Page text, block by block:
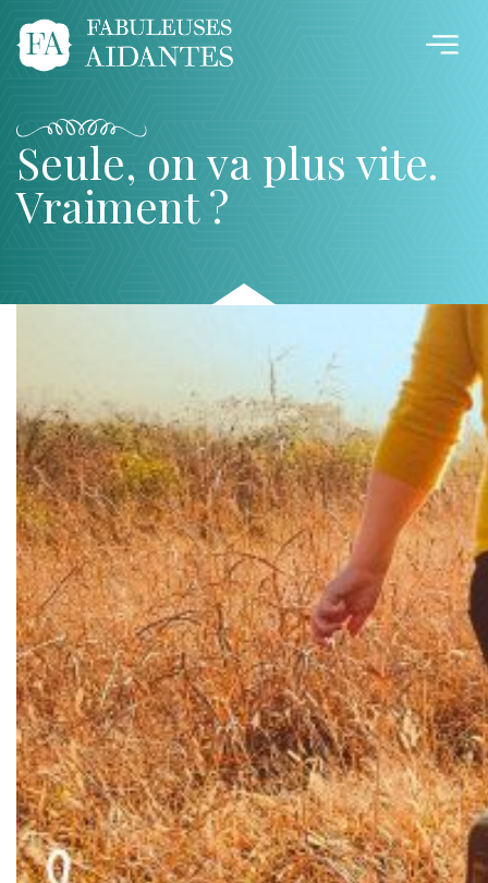
Seule, on va plus vite.
Vraiment ?